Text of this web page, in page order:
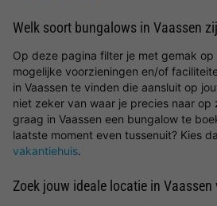
Welk soort bungalows in Vaassen
Op deze pagina filter je met gemak
mogelijke voorzieningen en/of
in Vaassen te vinden die aansluit op
niet zeker van waar je precies naar op
graag in Vaassen een bungalow te
laatste moment even tussenuit? Kies
vakantiehuis.
Zoek jouw ideale locatie in